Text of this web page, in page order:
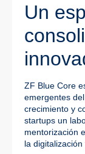
Un
ZF Blue Core
emergentes
crecimiento y
startups un
mentorización
la